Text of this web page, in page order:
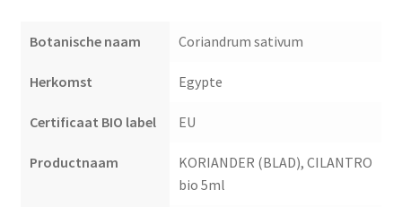
Botanische naam Coriandrum sativum
Herkomst Egypte
Certificaat BIO label EU
Productnaam
KORIANDER (BLAD), CILANTRO
bio 5ml